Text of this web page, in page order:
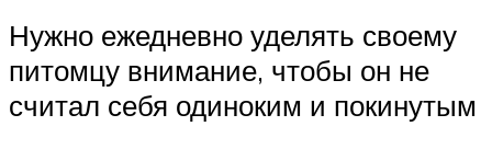
Нужно ежедневно уделять своему
питомцу внимание, чтобы он не
считал себя одиноким и покинутым